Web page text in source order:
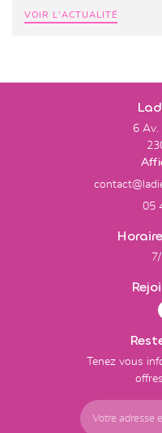
VOIR L'ACTUALITÉ
6 Av.
05
Tenez vous